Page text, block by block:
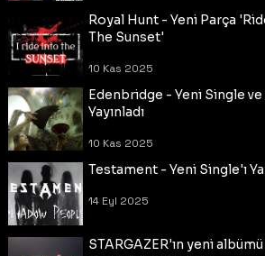
Royal Hunt - Yeni Parça
The Sunset'
10 Kas 2025
Edenbridge - Yeni Single
Yayınladı
10 Kas 2025
Testament - Yeni Single'ı
14 Eyl 2025
STARGAZER'ın yeni